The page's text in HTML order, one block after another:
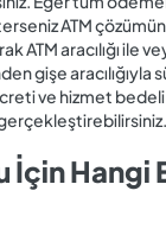
ATM
ATM aracılığı ile
gişe aracılığıyla
ve hizmet
İçin Hangi